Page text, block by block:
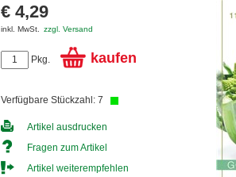
€ 4,29
inkl. MwSt. zzgl. Versand
Pkg. kaufen
Verfügbare Stückzahl: 7
Artikel ausdrucken
Fragen zum Artikel
Artikel weiterempfehlen